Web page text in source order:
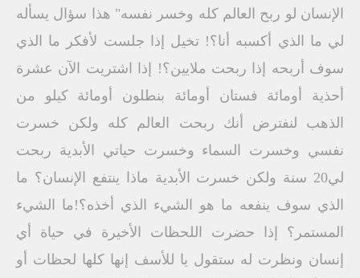
الإنسان لو ربح العالم كله وخسر نفسه" هذا سؤال يسأله
لي ما الذي أكسبه أنا؟! تخيل إذا جلست لأفكر ما الذي
سوف أربحه إذا ربحت ملايين؟! إذا اشتريت الآن عشرة
أحذية أومائة فستان أومائة بنطلون أومائة كيلو من
الذهب لنفترض أنك ربحت العالم كله ولكن خسرت
نفسي وخسرت السماء وخسرت حياتي الأبدية ربحت
لي20 سنة ولكن خسرت الأبدية ماذا ينتفع الإنسان؟ ما
الذي سوف ينفعه ما هو الشيء الذي أخذه؟!ما الشيء
المستمر؟ إذا حضرت اللحظات الأخيرة في حياة أي
إنسان ونظرت له ستقول يا للأسف إنها كلها لحظات أو